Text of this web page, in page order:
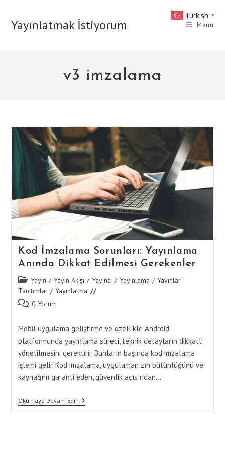
contentYayınlatmak İstiyorum Menu
v3 imzalama
Kod İmzalama Sorunları: Yayınlama
Anında Dikkat Edilmesi Gerekenler
Post
category:
Yayın / Yayın Akışı / Yayıncı / Yayınlama / Yayınlar -
Tanıtımlar / Yayınlatma
Post 0 Yorum
Mobil uygulama geliştirme ve özellikle Android
platformunda yayınlama süreci, teknik detayların dikkatli
yönetilmesini gerektirir. Bunların başında kod imzalama
işlemi gelir. Kod imzalama, uygulamanızın bütünlüğünü ve
kaynağını garanti eden, güvenlik açısından…
Okumaya Devam EdinKod
İmzalama
Turkish ▼